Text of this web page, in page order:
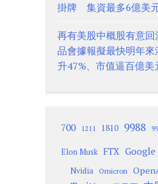
掛牌 集資最多6億美
再有美股中概股有意
品會據報擬最快明年
升47%、市值逼百億美
700 1211 1810 9988
Elon Musk FTX Google
Nvidia Omicron